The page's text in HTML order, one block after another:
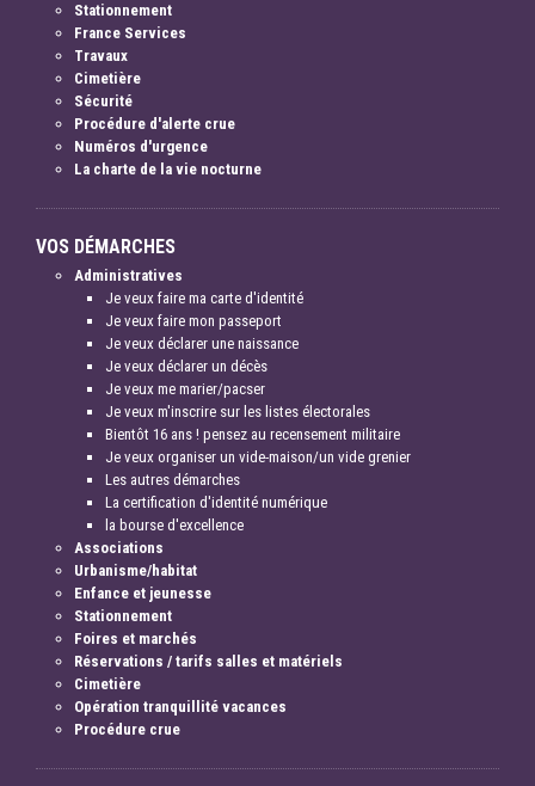
Stationnement
France Services
Travaux
Cimetière
Sécurité
Procédure d'alerte crue
Numéros d'urgence
La charte de la vie nocturne
VOS DÉMARCHES
Administratives
Je veux faire ma carte d'identité
Je veux faire mon passeport
Je veux déclarer une naissance
Je veux déclarer un décès
Je veux me marier/pacser
Je veux m'inscrire sur les listes électorales
Bientôt 16 ans ! pensez au recensement militaire
Je veux organiser un vide-maison/un vide grenier
Les autres démarches
La certification d'identité numérique
la bourse d'excellence
Associations
Urbanisme/habitat
Enfance et jeunesse
Stationnement
Foires et marchés
Réservations / tarifs salles et matériels
Cimetière
Opération tranquillité vacances
Procédure crue